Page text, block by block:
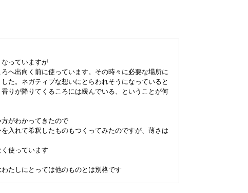
っていますが
へ出向く前に使っています。その時々に必要な場所に
た。ネガティブな想いにとらわれそうになっていると
りが降りてくるころには緩んでいる、ということが何
がわかってきたので
入れて希釈したものもつくってみたのですが、薄さは
使っています